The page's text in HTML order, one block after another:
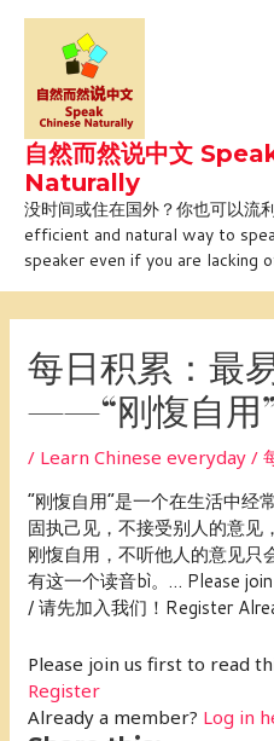
Skip
content
自然而然说中文
Naturally
没时间或住在国外？你也可以流
efficient and natural way to
speaker even if you are lacking
每日积累：最
——“刚愎自用
/ Learn Chinese everyday /
“刚愎自用”是一个在生活中经
固执己见，不接受别人的意见
刚愎自用，不听他人的意见只
有这一个读音bì。… Please
/ 请先加入我们！Register
Please join us first to read
Register
Already a member? Log in